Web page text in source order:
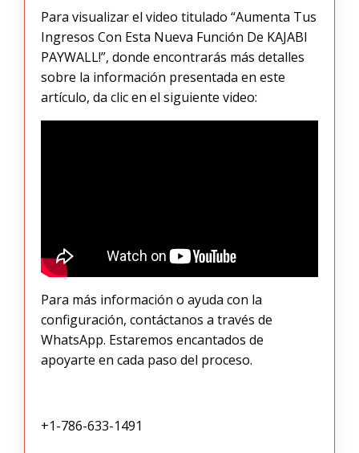
Para visualizar el video titulado “Aumenta Tus
Ingresos Con Esta Nueva Función De KAJABI
PAYWALL!”, donde encontrarás más detalles
sobre la información presentada en este
artículo, da clic en el siguiente video:
Para más información o ayuda con la
configuración, contáctanos a través de
WhatsApp. Estaremos encantados de
apoyarte en cada paso del proceso.
+1-786-633-1491